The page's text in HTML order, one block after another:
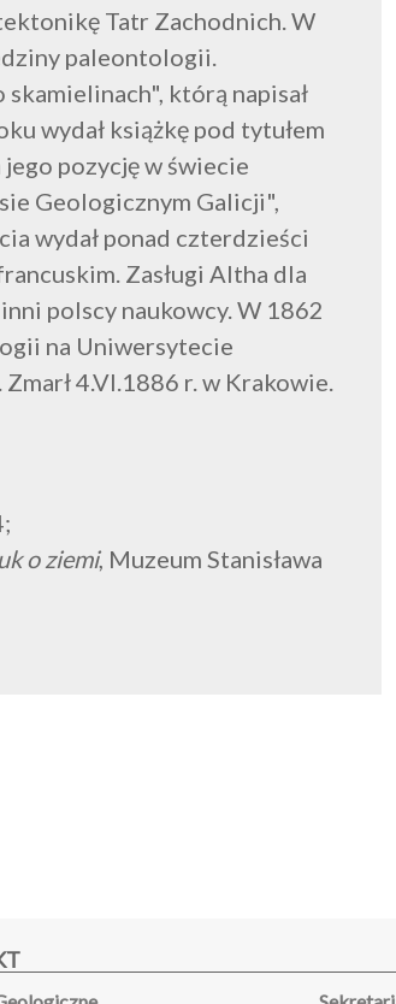
Tatr Zachodnich. W
paleontologii.
którą napisał
wydał książkę pod tytułem
pozycję w świecie
Geologicznym Galicji",
wydał ponad czterdzieści
Zasługi Altha dla
polscy naukowcy. W 1862
na Uniwersytecie
4.VI.1886 r. w Krakowie.
o ziemi, Muzeum Stanisława